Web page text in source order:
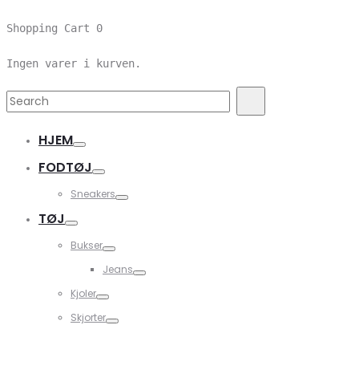
Shopping Cart 0
Ingen varer i kurven.
Search
HJEM
FODTØJ
Sneakers
TØJ
Bukser
Jeans
Kjoler
Skjorter